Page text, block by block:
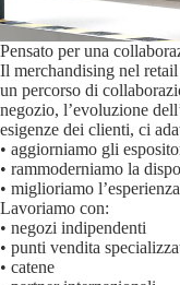
Pensato per una
Il merchandising nel
un percorso di
negozio, l’evoluzione
esigenze dei clienti, ci
• aggiorniamo gli
• rammoderniamo la
• miglioriamo
Lavoriamo con:
• negozi indipendenti
• punti vendita
• catene